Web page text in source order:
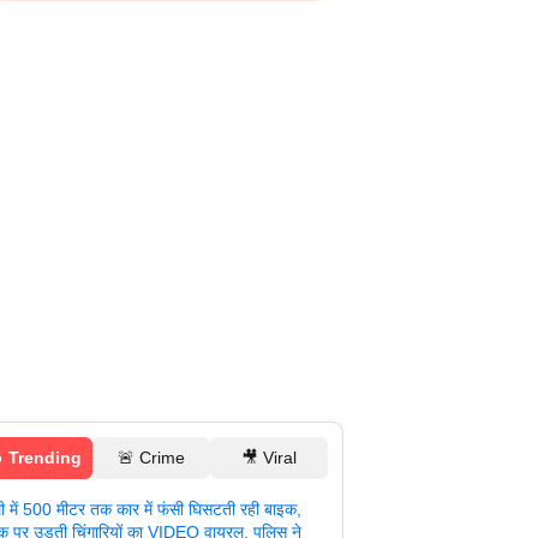
Trending 🚨 Crime 🎥 Viral
में 500 मीटर तक कार में फंसी घिसटती रही बाइक,
पर उड़ती चिंगारियों का VIDEO वायरल, पुलिस ने